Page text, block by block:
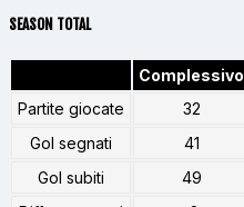
SEASON TOTAL
Complessivo
Partite giocate
32
Gol segnati
41
Gol subiti
49